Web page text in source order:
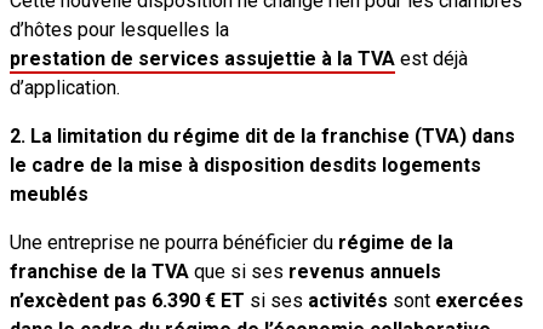
d’hôtes pour lesquelles la
prestation de services assujettie à la TVA est déjà
d’application.
2. La limitation du régime dit de la franchise (TVA) dans
le cadre de la mise à disposition desdits logements
meublés
Une entreprise ne pourra bénéficier du régime de la
franchise de la TVA que si ses revenus annuels
n’excèdent pas 6.390 € ET si ses activités sont exercées